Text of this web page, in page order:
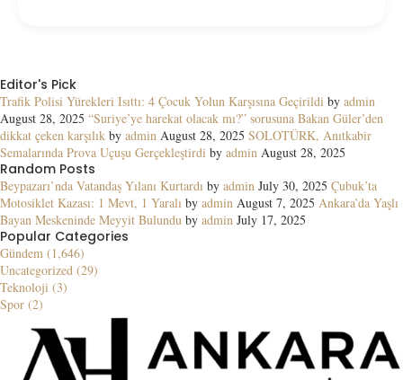
Editor's Pick
Trafik Polisi Yürekleri Isıttı: 4 Çocuk Yolun Karşısına Geçirildi by admin
August 28, 2025 “Suriye’ye harekat olacak mı?” sorusuna Bakan Güler’den
dikkat çeken karşılık by admin August 28, 2025 SOLOTÜRK, Anıtkabir
Semalarında Prova Uçuşu Gerçekleştirdi by admin August 28, 2025
Random Posts
Beypazarı’nda Vatandaş Yılanı Kurtardı by admin July 30, 2025 Çubuk’ta
Motosiklet Kazası: 1 Mevt, 1 Yaralı by admin August 7, 2025 Ankara’da Yaşlı
Bayan Meskeninde Meyyit Bulundu by admin July 17, 2025
Popular Categories
Gündem (1,646)
Uncategorized (29)
Teknoloji (3)
Spor (2)